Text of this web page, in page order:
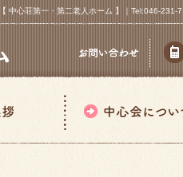
中心荘第一・第二老人ホーム 】｜Tel:046-